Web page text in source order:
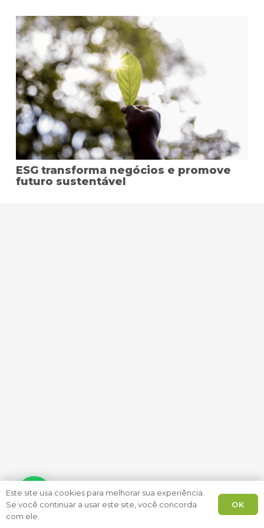
ESG transforma negócios e promove
futuro sustentável
Este site usa cookies para melhorar sua experiência.
Se você continuar a usar este site, você concorda
com ele.
OK